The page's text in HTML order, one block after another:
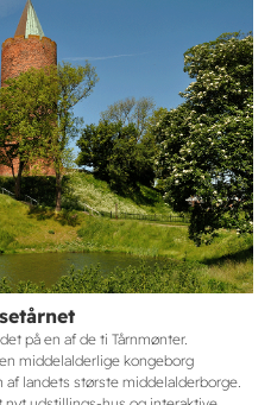
på en af de ti Tårnmønter.
middelalderlige kongeborg
landets største middelalderborge.